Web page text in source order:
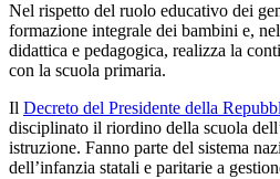
Nel rispetto del ruolo educativo dei
formazione integrale dei bambini e,
didattica e pedagogica, realizza la
con la scuola primaria.
Il Decreto del Presidente della
disciplinato il riordino della scuola
istruzione. Fanno parte del sistema
dell’infanzia statali e paritarie a